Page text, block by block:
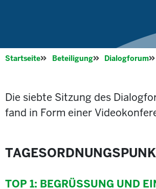
Startseite Beteiligung Dialogforum
Die siebte Sitzung des
fand in Form einer
TOP 1: BEGRÜSSUNG UND